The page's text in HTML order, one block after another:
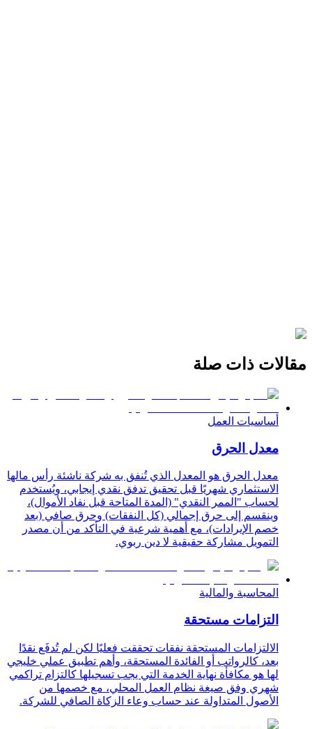
مقالات ذات صلة
أساسيات العمل
معدل الحرق
معدل الحرق هو المعدل الذي تُنفق به شركة ناشئة رأس مالها
الاستثماري شهريًا قبل تحقيق تدفق نقدي إيجابي، ويُستخدم
لحساب "الممر النقدي" (المدة المتاحة قبل نفاد الأموال)،
وينقسم إلى حرق إجمالي (كل النفقات) وحرق صافي (بعد
خصم الإيرادات)، مع أهمية شرعية في التأكد من أن مصدر
التمويل مشاركة حقيقية لا دين ربوي.
المحاسبة والمالية
التزامات مستحقة
الالتزامات المستحقة نفقات تحققت فعليًا لكن لم تُدفَع نقدًا
بعد، كالرواتب أو الفائدة المستحقة، وأهم تطبيق عملي خليجي
لها هو مكافأة نهاية الخدمة التي يجب تسجيلها كالتزام تراكمي
شهري وفق صيغة نظام العمل المحلي، مع خصمها من
الأصول المتداولة عند حساب وعاء الزكاة الصافي للشركة.